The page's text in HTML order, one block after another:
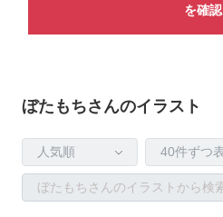
を確認
ぼたもちさんのイラスト